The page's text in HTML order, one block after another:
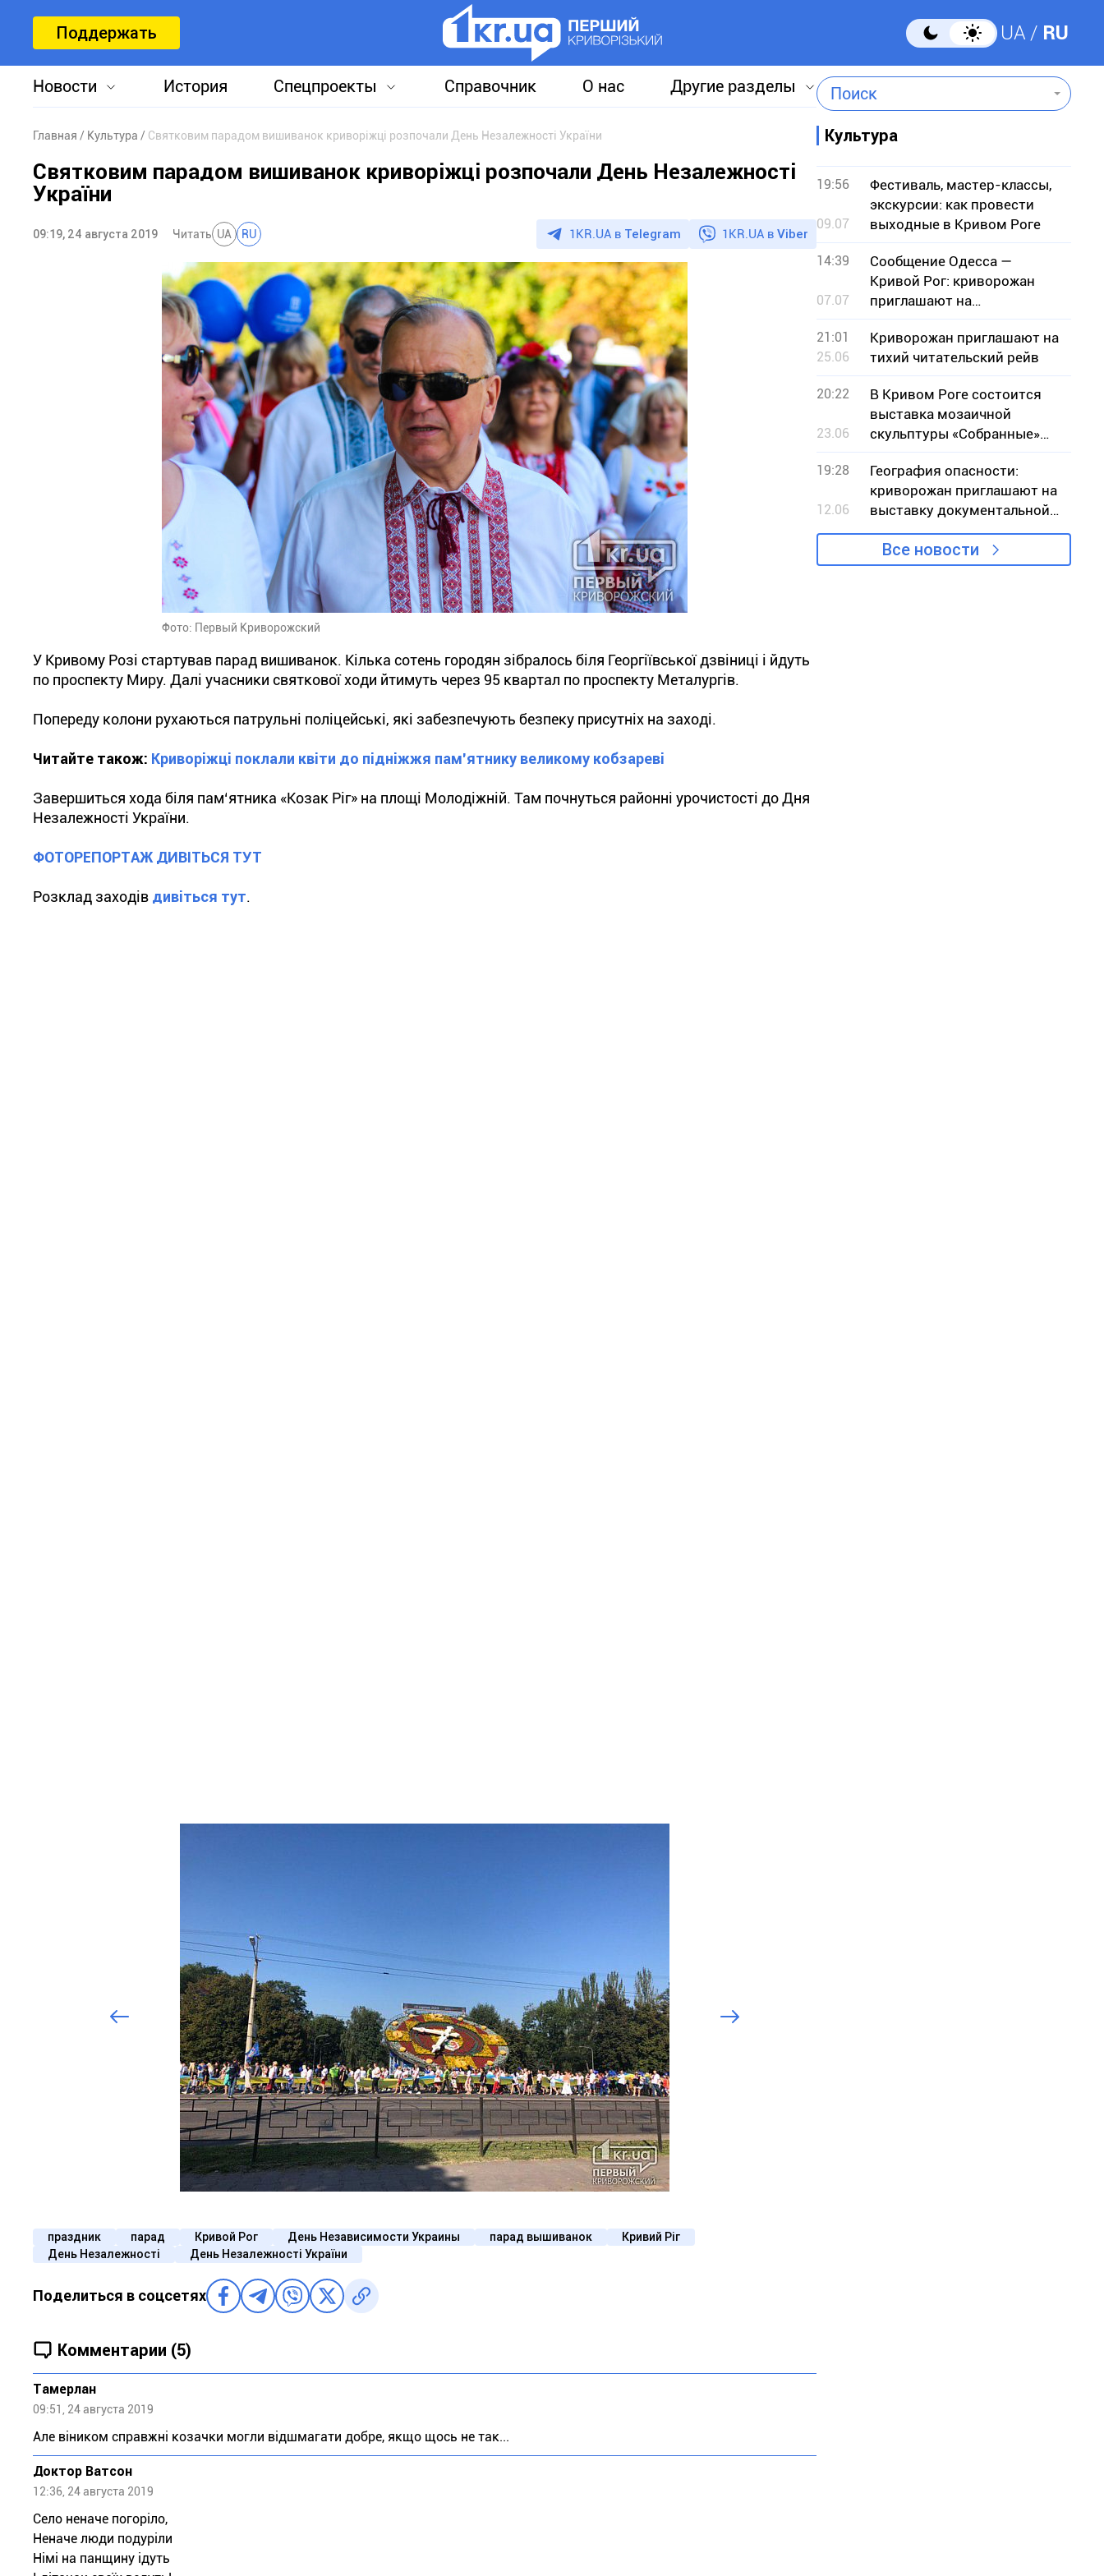
Поддержать UA RU
Новости История Спецпроекты Справочник О нас Другие разделы Поиск
Главная Культура Святковим парадом вишиванок криворіжці розпочали День Незалежності України
Святковим парадом вишиванок криворіжці розпочали День Незалежності
України
09:19, 24 августа 2019 Читать UA RU 1KR.UA в Telegram 1KR.UA в Viber
Фото: Первый Криворожский
У Кривому Розі стартував парад вишиванок. Кілька сотень городян зібралось біля Георгіївської дзвіниці і йдуть
по проспекту Миру. Далі учасники святкової ходи йтимуть через 95 квартал по проспекту Металургів.
Попереду колони рухаються патрульні поліцейські, які забезпечують безпеку присутніх на заході.
Читайте також: Криворіжці поклали квіти до підніжжя пам’ятнику великому кобзареві
Завершиться хода біля пам‘ятника «Козак Ріг» на площі Молодіжній. Там почнуться районні урочистості до Дня
Незалежності України.
ФОТОРЕПОРТАЖ ДИВІТЬСЯ ТУТ
Розклад заходів дивіться тут.
праздник парад Кривой Рог День Независимости Украины парад вышиванок
Кривий Ріг
День Незалежності
День Незалежності України
Поделиться в соцсетях
Комментарии (5)
Тaмeрлан
09:51, 24 августа 2019
Але віником справжні козачки могли відшмагати добре, якщо щось не так...
Доктор Ватсон
12:36, 24 августа 2019
Село неначе погоріло,
Неначе люди подуріли
Німі на панщину ідуть
Культура
19:56
09.07
Фестиваль, мастер-классы,
экскурсии: как провести
выходные в Кривом Роге
14:39
07.07
Сообщение Одесса —
Кривой Рог: криворожан
приглашают на
музыкальный вечер с
гостями из Одессы
21:01
25.06
Криворожан приглашают на
тихий читательский рейв
20:22
23.06
В Кривом Роге состоится
выставка мозаичной
скульптуры «Собранные»
местной художницы Ольги
Марченко
19:28
12.06
География опасности:
криворожан приглашают на
выставку документальной
фотографии
Все новости